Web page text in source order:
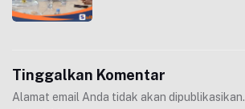
Tinggalkan Komentar
Alamat email Anda tidak akan dipublikasikan.